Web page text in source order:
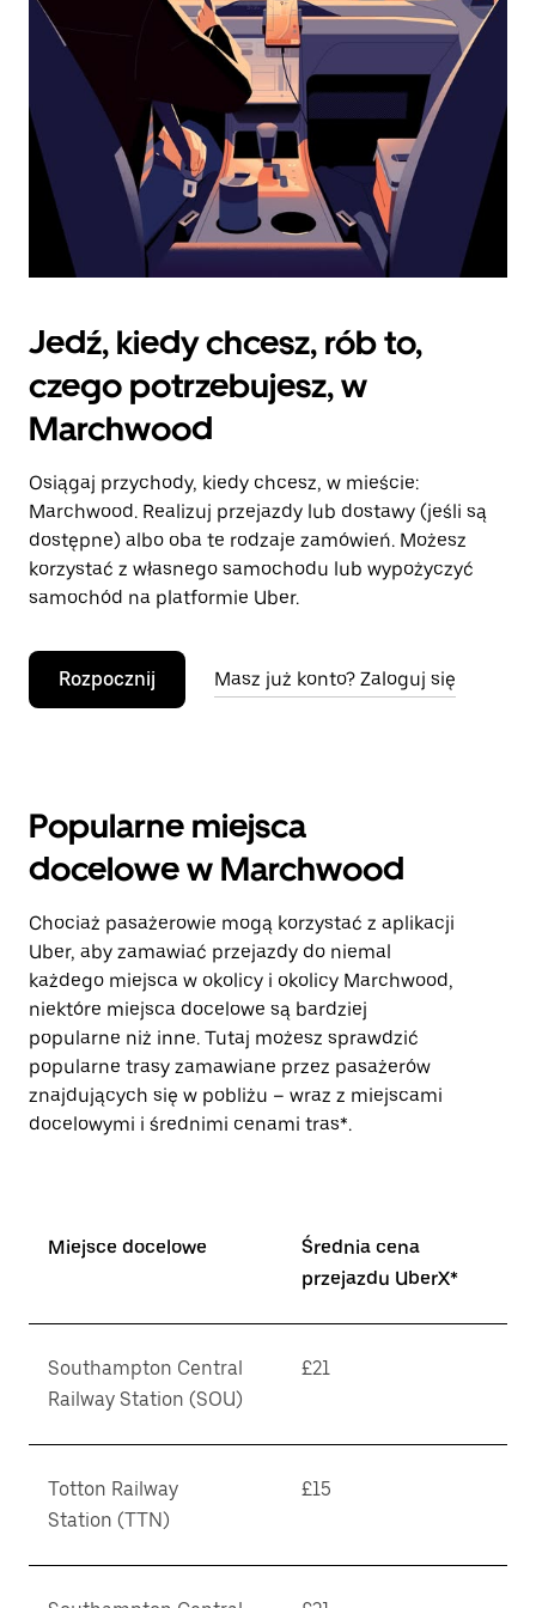
kalendarz.
Jedź, kiedy chcesz, rób to,
czego potrzebujesz, w
Marchwood
Osiągaj przychody, kiedy chcesz, w mieście:
Marchwood. Realizuj przejazdy lub dostawy (jeśli są
dostępne) albo oba te rodzaje zamówień. Możesz
korzystać z własnego samochodu lub wypożyczyć
samochód na platformie Uber.
Rozpocznij Masz już konto? Zaloguj się
Popularne miejsca
docelowe w Marchwood
Chociaż pasażerowie mogą korzystać z aplikacji
Uber, aby zamawiać przejazdy do niemal
każdego miejsca w okolicy i okolicy Marchwood,
niektóre miejsca docelowe są bardziej
popularne niż inne. Tutaj możesz sprawdzić
popularne trasy zamawiane przez pasażerów
znajdujących się w pobliżu – wraz z miejscami
docelowymi i średnimi cenami tras*.
Miejsce docelowe
Średnia cena
przejazdu UberX*
Southampton Central
Railway Station (SOU)
£21
Totton Railway
Station (TTN)
£15